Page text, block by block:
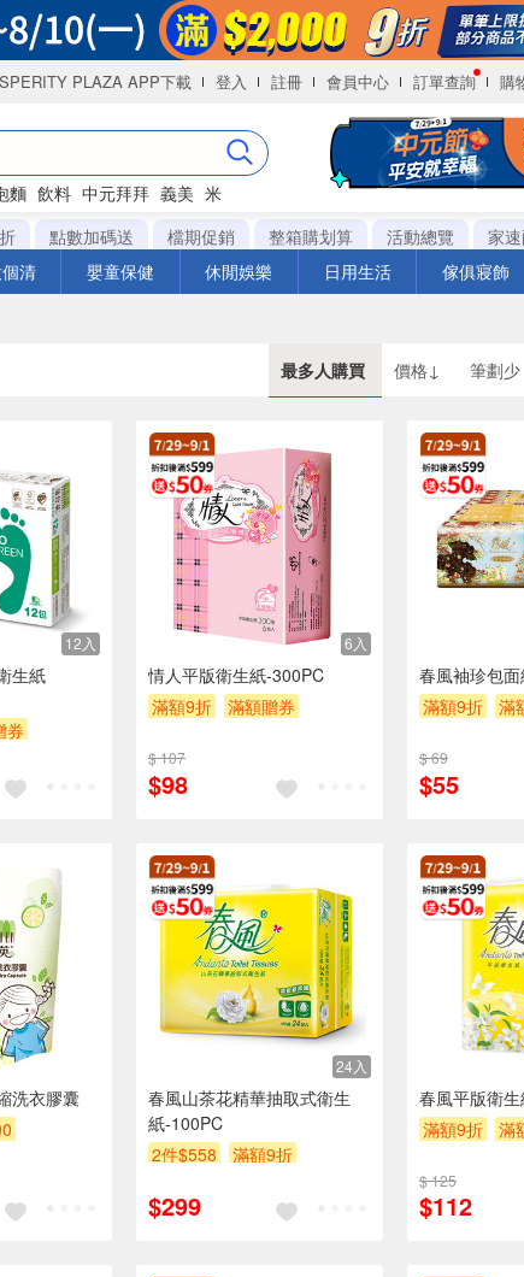
PLAZA APP下載 登入 註冊 會員中心 訂單查詢 購
麵 飲料 中元拜拜 義美 米
點數加碼送 檔期促銷 整箱購划算 活動總覽 家
清 嬰童保健 休閒娛樂 日用生活 傢俱寢飾
最多人購買 價格↓ 筆劃少
12入
生紙
券
6入
情人平版衛生紙-300PC
滿額9折
滿額贈券
$ 107
$98
春風袖珍包
滿額9折
滿
$ 69
$55
洗衣膠囊
24入
春風山茶花精華抽取式衛生
紙-100PC
2件$558
滿額9折
$299
春風平版衛
滿額9折
滿
$ 125
$112